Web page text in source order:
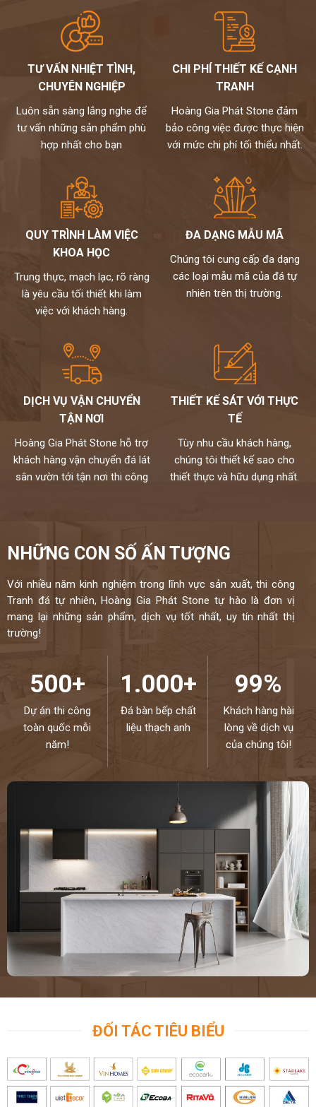
TƯ VẤN NHIỆT TÌNH,
CHUYÊN NGHIỆP
Luôn sẵn sàng lắng nghe để
tư vấn những sản phẩm phù
hợp nhất cho bạn
CHI PHÍ THIẾT KẾ CẠNH
TRANH
Hoàng Gia Phát Stone đảm
bảo công việc được thực hiện
với mức chi phí tối thiểu nhất.
QUY TRÌNH LÀM VIỆC
KHOA HỌC
Trung thực, mạch lạc, rõ ràng
là yêu cầu tối thiết khi làm
việc với khách hàng.
ĐA DẠNG MẪU MÃ
Chúng tôi cung cấp đa dạng
các loại mẫu mã của đá tự
nhiên trên thị trường.
DỊCH VỤ VẬN CHUYỂN
TẬN NƠI
Hoàng Gia Phát Stone hỗ trợ
khách hàng vận chuyển đá lát
sân vườn tới tận nơi thi công
THIẾT KẾ SÁT VỚI THỰC
TẾ
Tùy nhu cầu khách hàng,
chúng tôi thiết kế sao cho
thiết thực và hữu dụng nhất.
NHỮNG CON SỐ ẤN TƯỢNG
Với nhiều năm kinh nghiệm trong lĩnh vực sản xuất, thi công
Tranh đá tự nhiên, Hoàng Gia Phát Stone tự hào là đơn vị
mang lại những sản phẩm, dịch vụ tốt nhất, uy tín nhất thị
trường!
500+
Dự án thi công
toàn quốc mỗi
năm!
1.000+
Đá bàn bếp chất
liệu thạch anh
99%
Khách hàng hài
lòng về dịch vụ
của chúng tôi!
ĐỐI TÁC TIÊU BIỂU